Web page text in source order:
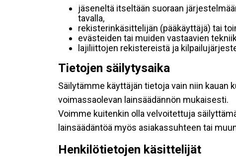
jäseneltä itseltään suoraan
tavalla,
rekisterinkäsittelijän (pääkäyttäjä) tai
evästeiden tai muiden vastaavien
lajiliittojen rekistereistä ja
Tietojen säilytysaika
Säilytämme käyttäjän tietoja vain niin
voimassaolevan lainsäädännön mukaisesti.
Voimme kuitenkin olla velvoitettuja
lainsäädäntöä myös asiakassuhteen tai
Henkilötietojen käsittelijät